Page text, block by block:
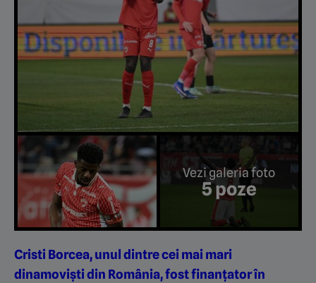
Vezi galeria foto
5 poze
Cristi Borcea, unul dintre cei mai mari
dinamoviști din România, fost finanțator în